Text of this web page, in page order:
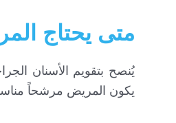
متى يحتاج
يُنصح بتقويم الأسنان
يكون المريض مرشحاً